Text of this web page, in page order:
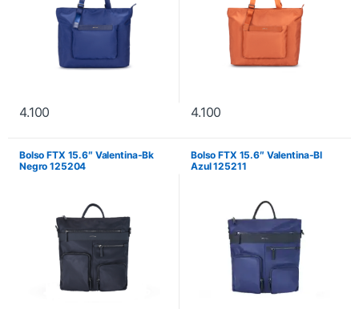
4.100 4.100
Bolso FTX 15.6″ Valentina-Bk
Negro 125204
Bolso FTX 15.6″ Valentina-Bl
Azul 125211